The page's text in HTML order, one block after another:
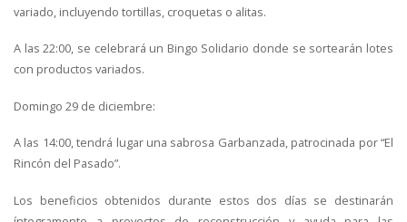
variado, incluyendo tortillas, croquetas o alitas.
A las 22:00, se celebrará un Bingo Solidario donde se sortearán lotes
con productos variados.
Domingo 29 de diciembre:
A las 14:00, tendrá lugar una sabrosa Garbanzada, patrocinada por “El
Rincón del Pasado”.
Los beneficios obtenidos durante estos dos días se destinarán